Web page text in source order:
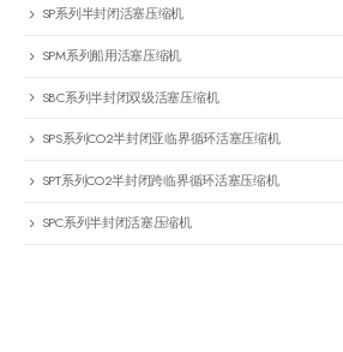
SP系列半封闭活塞压缩机
SPM系列船用活塞压缩机
SBC系列半封闭双级活塞压缩机
SPS系列CO2半封闭亚临界循环活塞压缩机
SPT系列CO2半封闭跨临界循环活塞压缩机
SPC系列半封闭活塞压缩机